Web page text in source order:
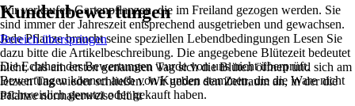
Wir verkaufen Gartenpflanzen, die im Freiland gezogen werden. Sie
sind immer der Jahreszeit entsprechend ausgetrieben und gewachsen.
Jede Pflanze braucht seine speziellen Lebendbedingungen Lesen Sie
dazu bitte die Artikelbeschreibung. Die angegebene Blütezeit bedeutet
nicht, das am ersten genannten Tag sich die Blüten öffnen und sich am
letzten Tag wieder schließen. Wir geben den Zeitraum an, in der die
Pflanze normalerweise blüht
Kundenbewertungen
Bereich überspringen
Die Echtheit der Bewertungen wurde von uns nicht überprüft.
Bewertungen können auch von Kunden stammen, die die Ware nicht
nachweislich genutzt oder gekauft haben.